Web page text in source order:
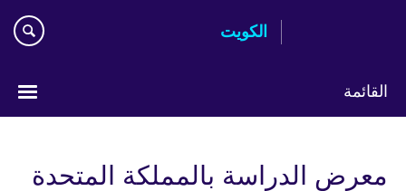
الكويت
القائمة
معرض الدراسة بالمملكة المتحدة